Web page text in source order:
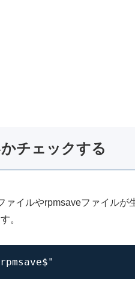
チェックする
イルやrpmsaveファイルが
。